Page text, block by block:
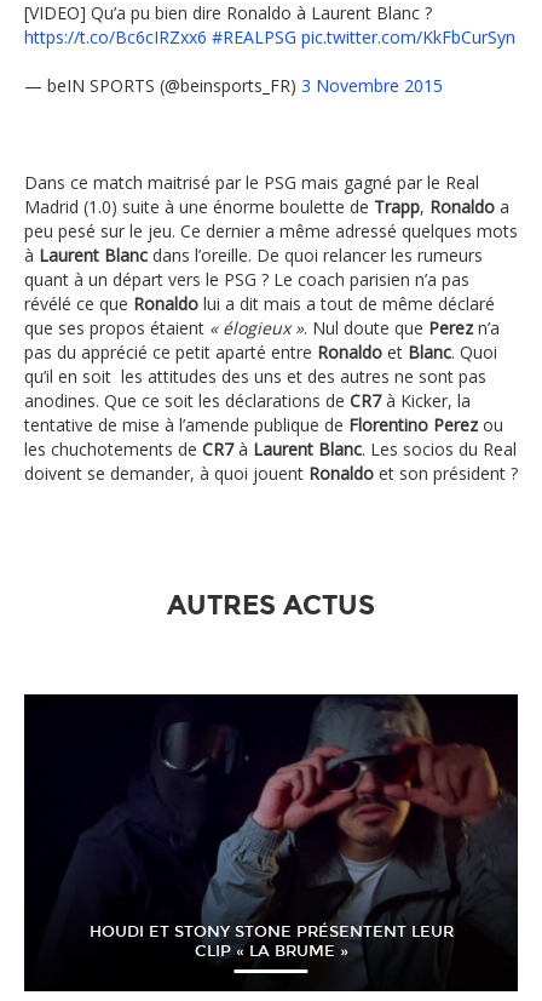
[VIDEO] Qu’a pu bien dire Ronaldo à Laurent Blanc ?
https://t.co/Bc6cIRZxx6 #REALPSG pic.twitter.com/KkFbCurSyn
— beIN SPORTS (@beinsports_FR) 3 Novembre 2015
Dans ce match maitrisé par le PSG mais gagné par le Real
Madrid (1.0) suite à une énorme boulette de Trapp, Ronaldo a
peu pesé sur le jeu. Ce dernier a même adressé quelques mots
à Laurent Blanc dans l’oreille. De quoi relancer les rumeurs
quant à un départ vers le PSG ? Le coach parisien n’a pas
révélé ce que Ronaldo lui a dit mais a tout de même déclaré
que ses propos étaient « élogieux ». Nul doute que Perezn’a
pas du apprécié ce petit aparté entre Ronaldo et Blanc. Quoi
qu’il en soit les attitudes des uns et des autres ne sont pas
anodines. Que ce soit les déclarations de CR7à Kicker, la
tentative de mise à l’amende publique de Florentino Perezou
les chuchotements de CR7à Laurent Blanc. Les socios du Real
doivent se demander, à quoi jouent Ronaldo et son président ?
AUTRES ACTUS
HOUDI ET STONY STONE PRÉSENTENT LEUR
CLIP « LA BRUME »